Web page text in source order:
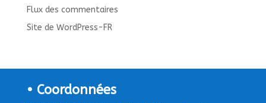
Flux des commentaires
Site de WordPress-FR
• Coordonnées